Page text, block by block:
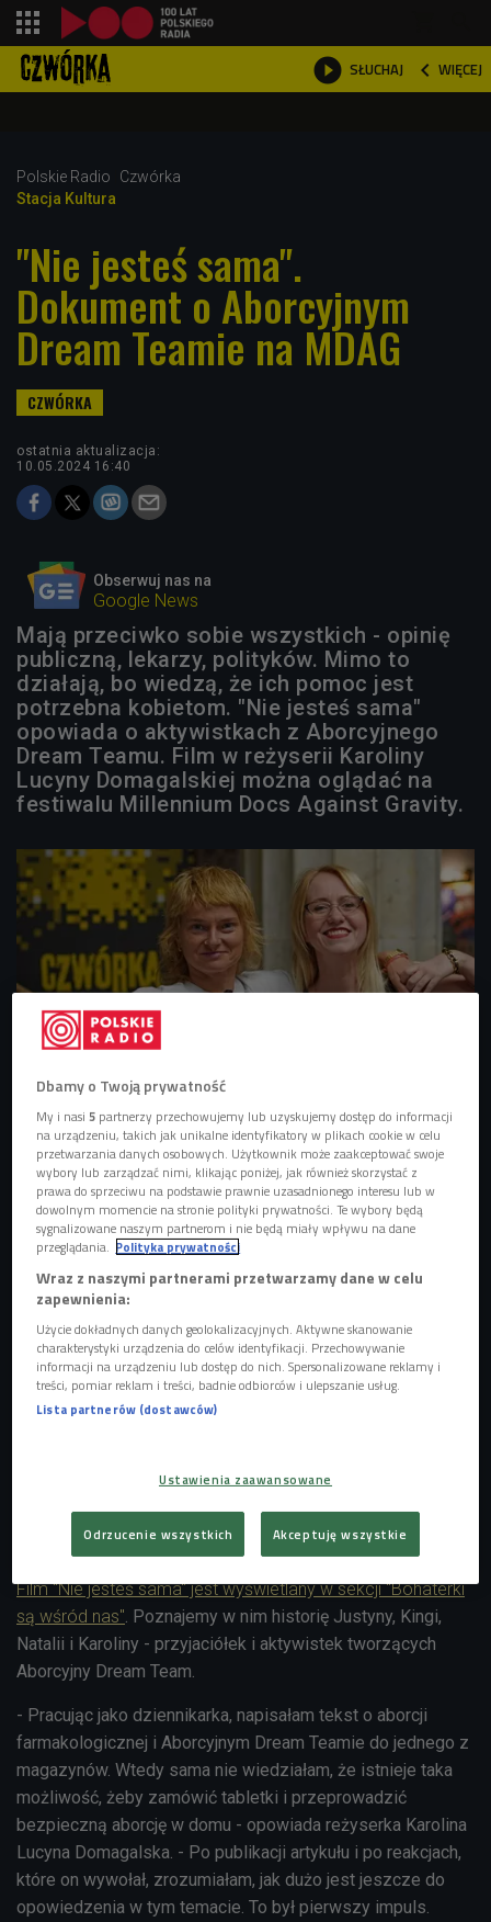
 SŁUCHAJ  WIĘCEJ

Polskie Radio
Czwórka
Stacja Kultura
"Nie jesteś sama".
Dokument o Aborcyjnym
Dream Teamie na MDAG
ostatnia aktualizacja:
10.05.2024 16:40
Obserwuj nas na
Google News
Mają przeciwko sobie wszystkich - opinię
publiczną, lekarzy, polityków. Mimo to
działają, bo wiedzą, że ich pomoc jest
potrzebna kobietom. "Nie jesteś sama"
opowiada o aktywistkach z Aborcyjnego
Dream Teamu. Film w reżyserii Karoliny
Lucyny Domagalskiej można oglądać na
festiwalu Millennium Docs Against Gravity.
Reżyserka Karolina Lucyna Domagalska i Kinga Jelińska z Aborcyjnego Dream
Teamu.
Foto: Martyna Ogonek/Czwórka
Aborcyjny Dream Team działa od 2016 roku.
Dziennie pomaga nawet 100 osobom.
- Chcemy przełamać fałszywe przekonanie o tym,
że o aborcji należy milczeć - mówią aktywistki.
Ich historię - w filmie "Nie jesteś sama" -
opowiedziała reżyserka Karolina Lucyna Domagalska.
Dokument można obejrzeć na 21. Millennium Docs
Against Gravity.
W Polsce, kiedy mówisz o aborcji, zderzasz się ze
Film "Nie jesteś sama" jest wyświetlany w sekcji "Bohaterki
są wśród nas". Poznajemy w nim historię Justyny, Kingi,
Natalii i Karoliny - przyjaciółek i aktywistek tworzących
Aborcyjny Dream Team.
- Pracując jako dziennikarka, napisałam tekst o aborcji
farmakologicznej i Aborcyjnym Dream Teamie do jednego z
magazynów. Wtedy sama nie wiedziałam, że istnieje taka
możliwość, żeby zamówić tabletki i przeprowadzić
bezpieczną aborcję w domu - opowiada reżyserka Karolina
Lucyna Domagalska. - Po publikacji artykułu i po reakcjach,
które on wywołał, zrozumiałam, jak dużo jest jeszcze do
opowiedzenia w tym temacie. To był pierwszy impuls.
Dbamy o Twoją prywatność
My i nasi5 partnerzy przechowujemy lub uzyskujemy dostęp do informacji
na urządzeniu, takich jak unikalne identyfikatory w plikach cookie w celu
przetwarzania danych osobowych. Użytkownik może zaakceptować swoje
wybory lub zarządzać nimi, klikając poniżej, jak również skorzystać z
prawa do sprzeciwu na podstawie prawnie uzasadnionego interesu lub w
dowolnym momencie na stronie polityki prywatności. Te wybory będą
sygnalizowane naszym partnerom i nie będą miały wpływu na dane
przeglądania. Polityka prywatności
Wraz z naszymi partnerami przetwarzamy dane w celu
zapewnienia:
Użycie dokładnych danych geolokalizacyjnych. Aktywne skanowanie
charakterystyki urządzenia do celów identyfikacji. Przechowywanie
informacji na urządzeniu lub dostęp do nich. Spersonalizowane reklamy i
treści, pomiar reklam i treści, badnie odbiorców i ulepszanie usług.
Lista partnerów (dostawców)
Ustawienia zaawansowane
Odrzucenie wszystkich Akceptuję wszystkie